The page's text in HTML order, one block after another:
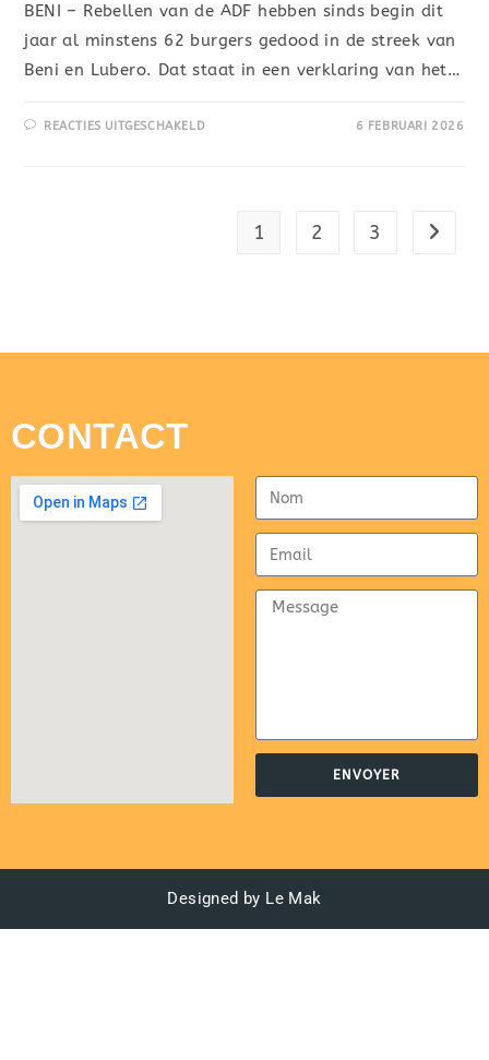
BENI – Rebellen van de ADF hebben sinds begin dit
jaar al minstens 62 burgers gedood in de streek van
Beni en Lubero. Dat staat in een verklaring van het…
REACTIES UITGESCHAKELD 6 FEBRUARI 2026
1 2 3
CONTACT
ENVOYER
Designed by Le Mak